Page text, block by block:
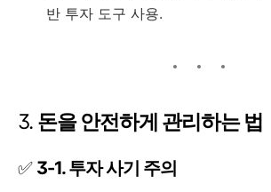
반 투자 도구 사용.
3. 돈을 안전하게 관리하는 법
✅ 3-1. 투자 사기 주의